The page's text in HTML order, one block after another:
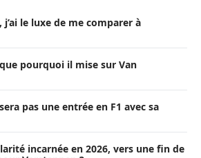
j’ai le luxe de me comparer à
pourquoi il mise sur Van
pas une entrée en F1 avec sa
incarnée en 2026, vers une fin de